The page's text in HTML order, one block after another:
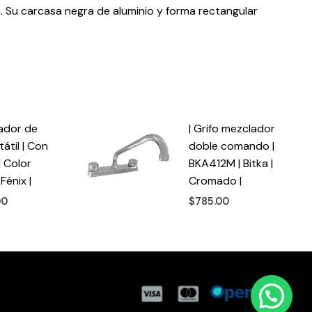
carcasa negra de aluminio y forma rectangular
de
| Con
Color
|
| Grifo mezclador
doble comando |
BKA412M | Bitka |
Cromado |
$785.00